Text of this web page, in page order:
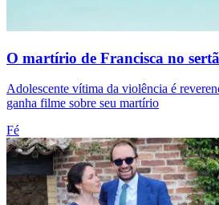
O martírio de Francisca no
Adolescente vítima da violência é
ganha filme sobre seu martírio
Fé